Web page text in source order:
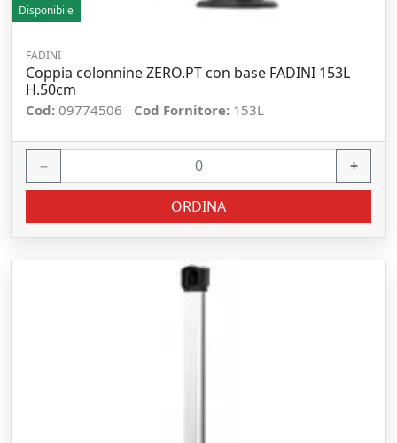
Disponibile
FADINI
Coppia colonnine ZERO.PT con base FADINI 153L
H.50cm
Cod: 09774506 Cod Fornitore: 153L
− +
ORDINA